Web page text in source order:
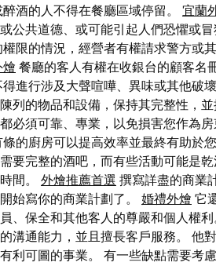
酒的人不得在餐廳區域停留。 宜蘭
公共道德、或可能引起人們恐懼或
限的情況，經營者有權請求警方或
燴 餐廳的客人有權在收銀台的顧客名
進行涉及大聲喧嘩、異味或其他破
列的物品和設備，保持其完整性，
必須可靠、專業，以免損害您作為房
的廚房可以提高效率並最終有助於
要完整的酒吧，而有些活動可能是
間。 外燴推薦首選 撰寫詳盡的商業
始寫你的商業計劃了。 婚禮外燴 它
保全和其他客人的尊嚴和個人權
溝通能力，並且擅長客戶服務。 他
利可圖的事業。 有一些缺點需要考